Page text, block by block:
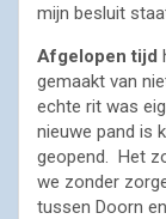
mijn besluit
Afgelopen tijd
gemaakt van
echte rit was
nieuwe pand is
geopend. Het
we zonder
tussen Doorn